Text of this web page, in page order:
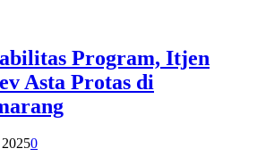
Program, Itjen
Asta Protas di
0